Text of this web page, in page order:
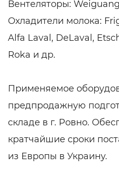
Вентеляторы:
Охладители молока:
Alfa Laval, DeLaval,
Roka и др.
Применяемое
предпродажную
складе в г. Ровно.
кратчайшие сроки
из Европы в Украину.